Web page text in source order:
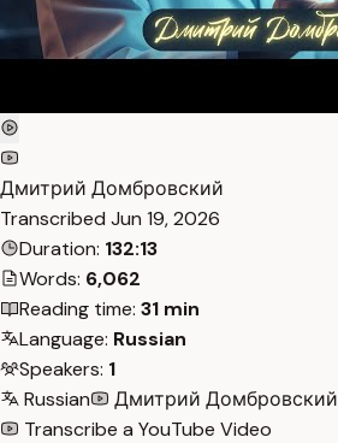
Дмитрий Домбровский
Transcribed Jun 19, 2026
Duration: 132:13
Words: 6,062
Reading time: 31 min
Language: Russian
Speakers: 1
Russian
Дмитрий Домбровский
Transcribe a YouTube Video